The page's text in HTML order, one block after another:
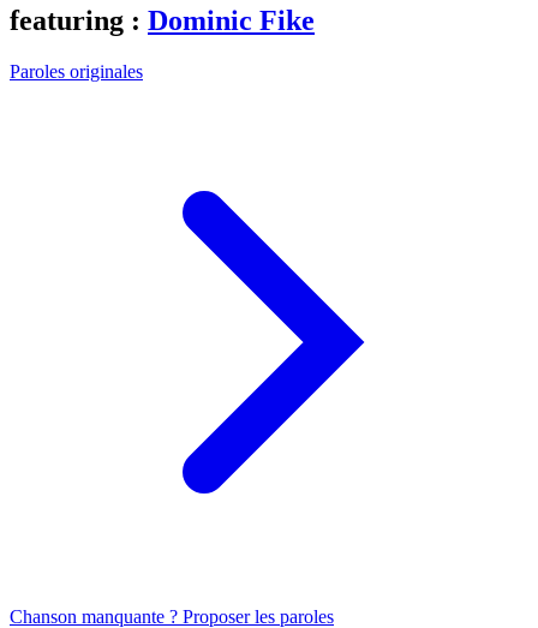
featuring : Dominic Fike
Paroles originales
Chanson manquante ? Proposer les paroles